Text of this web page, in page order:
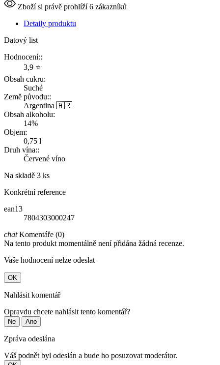
Zboží si právě prohlíží 6 zákazníků
Detaily produktu
Datový list
Hodnocení::
3,9 ⭐️
Obsah cukru:
Suché
Země původu::
Argentina 🇦🇷
Obsah alkoholu:
14%
Objem:
0,75 l
Druh vína::
Červené víno
Na skladě 3 ks
Konkrétní reference
ean13
7804303000247
chatKomentáře (0)
Na tento produkt momentálně není přidána žádná recenze.
Vaše hodnocení nelze odeslat
OK
Nahlásit komentář
Opravdu chcete nahlásit tento komentář?
Ne Ano
Zpráva odeslána
Váš podnět byl odeslán a bude ho posuzovat moderátor.